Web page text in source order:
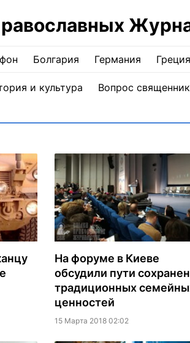
Болгария Германия Греция
и культура Вопрос
На форуме в Киеве
обсудили пути
традиционных
ценностей
15 Марта 2018 02:02